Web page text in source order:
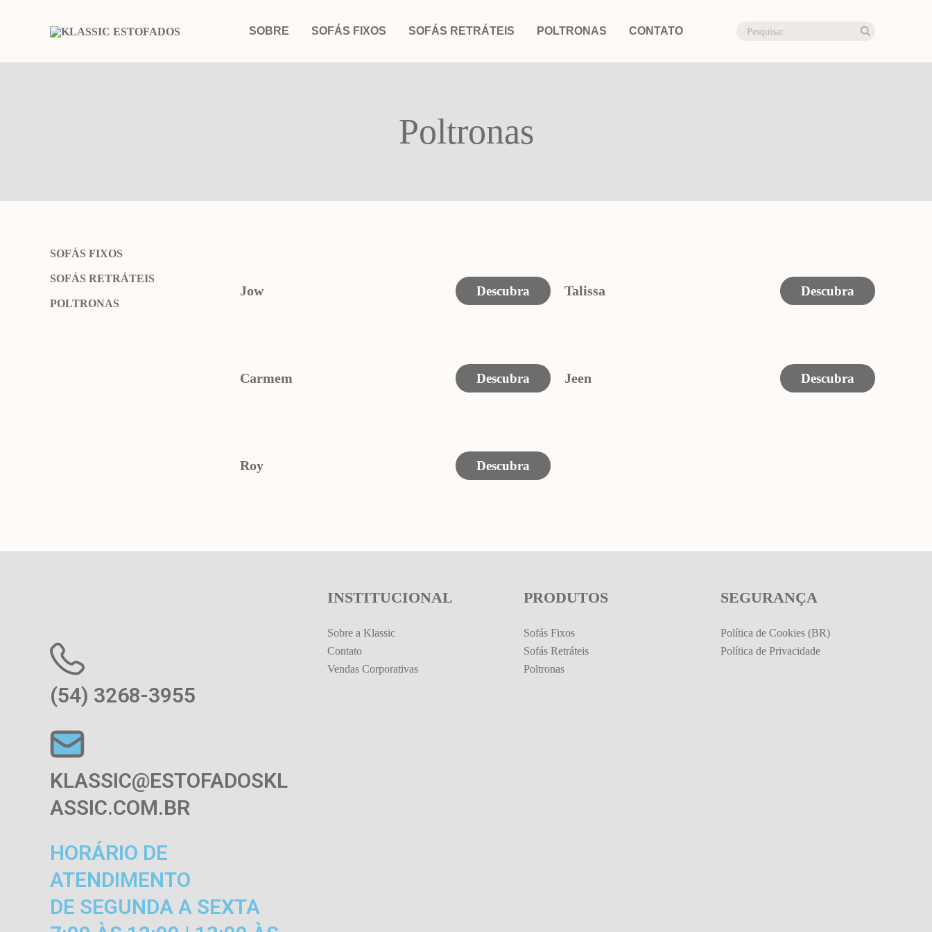
CONTEÚDO
SOBRE SOFÁS FIXOS SOFÁS RETRÁTEIS POLTRONAS CONTATO
Poltronas
SOFÁS FIXOS
SOFÁS RETRÁTEIS
POLTRONAS
Jow Talissa
Carmem Jeen
Roy
(54) 3268-3955
KLASSIC@ESTOFADOSKL
ASSIC.COM.BR
HORÁRIO DE
ATENDIMENTO
DE SEGUNDA A SEXTA
INSTITUCIONAL
Sobre a Klassic
Contato
Vendas Corporativas
PRODUTOS
Sofás Fixos
Sofás Retráteis
Poltronas
SEGURANÇA
Política de Cookies (BR)
Política de Privacidade